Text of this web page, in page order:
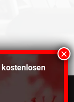
kostenlosen